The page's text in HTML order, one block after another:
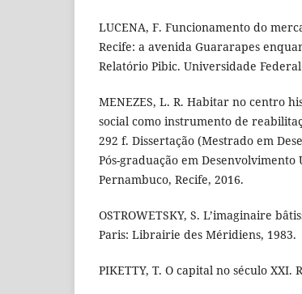
LUCENA, F. Funcionamento do
Recife: a avenida Guararapes
Relatório Pibic. Universidade
MENEZES, L. R. Habitar no centro
social como instrumento de
292 f. Dissertação (Mestrado em
Pós-graduação em
Pernambuco, Recife, 2016.
OSTROWETSKY, S. L’imaginaire
Paris: Librairie des Méridiens, 1983.
PIKETTY, T. O capital no século XXI.